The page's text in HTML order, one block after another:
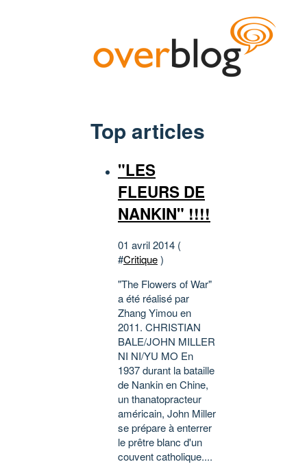
Top articles
"LES
FLEURS DE
NANKIN" !!!!
01 avril 2014 (
#Critique)
"The Flowers of War"
a été réalisé par
Zhang Yimou en
2011. CHRISTIAN
BALE/JOHN MILLER
NI NI/YU MO En
1937 durant la bataille
de Nankin en Chine,
un thanatopracteur
américain, John Miller
se prépare à enterrer
le prêtre blanc d'un
couvent catholique....